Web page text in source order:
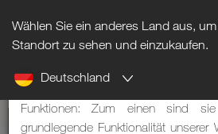
Wählen Sie ein anderes Land aus,
Standort zu sehen und einzukaufen.
Deutschland
Hinweis zu Cookies
Unsere Webseite verwendet
Funktionen: Zum einen sind
grundlegende Funktionalität unserer